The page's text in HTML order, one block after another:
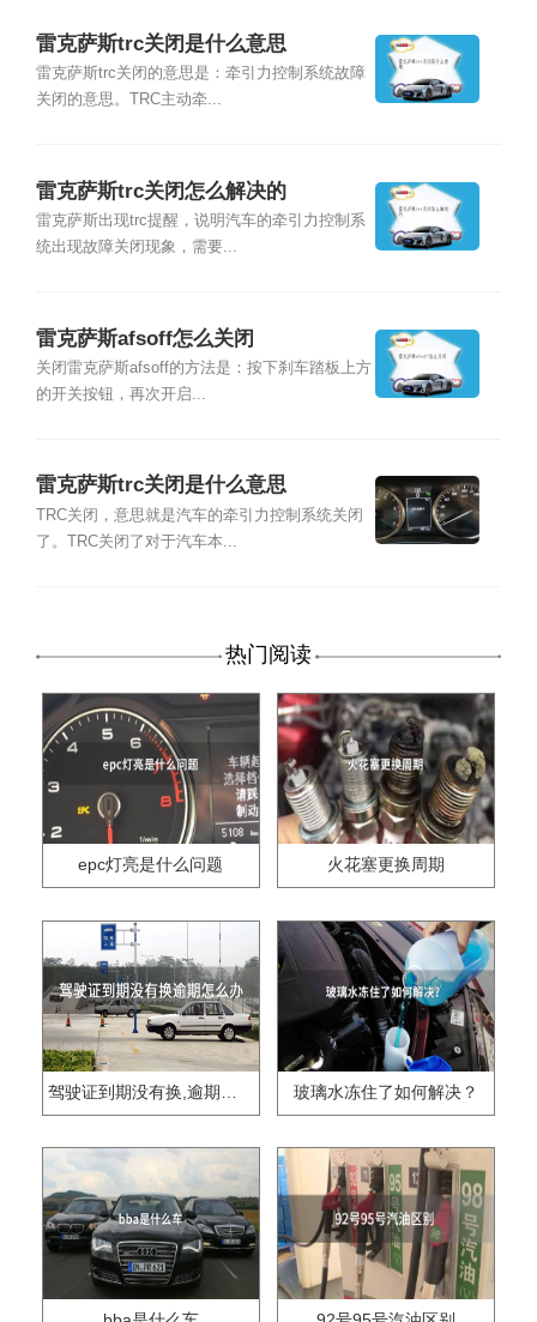
雷克萨斯trc关闭是什么意思
雷克萨斯trc关闭的意思是：牵引力控制系统故障
关闭的意思。TRC主动牵...
雷克萨斯trc关闭怎么解决的
雷克萨斯出现trc提醒，说明汽车的牵引力控制系
统出现故障关闭现象，需要...
雷克萨斯afsoff怎么关闭
关闭雷克萨斯afsoff的方法是：按下刹车踏板上方
的开关按钮，再次开启...
雷克萨斯trc关闭是什么意思
TRC关闭，意思就是汽车的牵引力控制系统关闭
了。TRC关闭了对于汽车本...
热门阅读
epc灯亮是什么问题 火花塞更换周期
玻璃水冻住了如何解决？